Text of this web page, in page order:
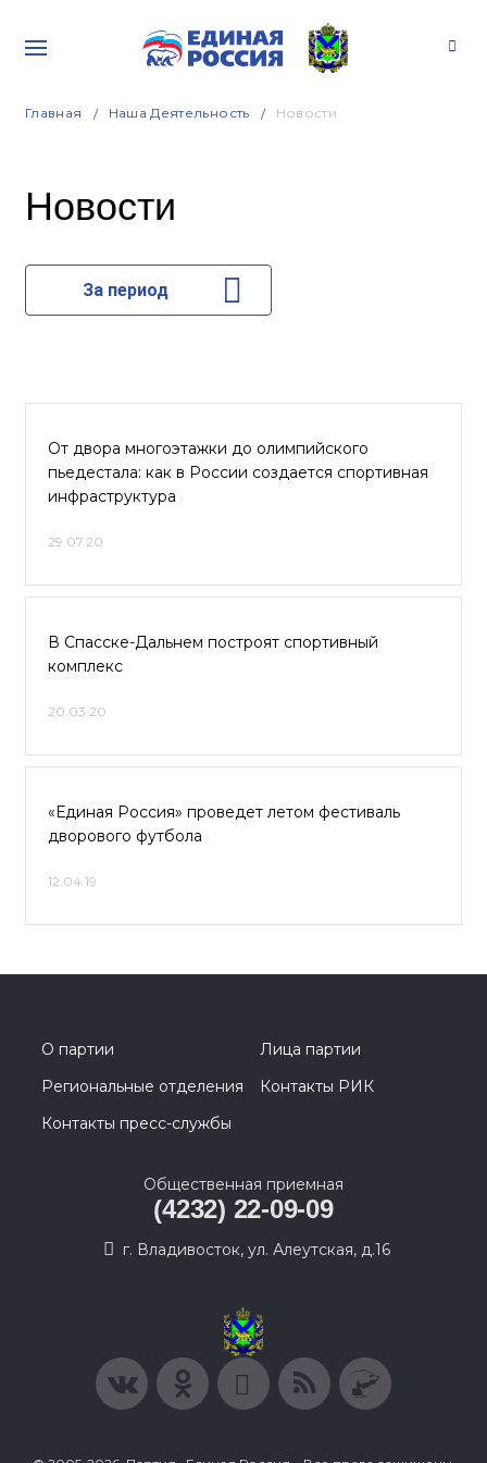
Главная Наша Деятельность Новости
Новости
За период
От двора многоэтажки до олимпийского
пьедестала: как в России создается спортивная
инфраструктура
29.07.20
В Спасске-Дальнем построят спортивный
комплекс
20.03.20
«Единая Россия» проведет летом фестиваль
дворового футбола
12.04.19
О партии
Лица партии
Региональные отделения
Контакты РИК
Контакты пресс-службы
Общественная приемная
(4232) 22-09-09
г. Владивосток, ул. Алеутская, д.16